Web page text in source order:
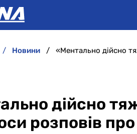
новини
дійсно
розповів